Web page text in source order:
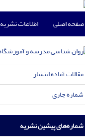
صفحه اصلی اطلاعات نشریه
مقالات آماده انتشار
شماره جاری
شماره‌های پیشین نشریه